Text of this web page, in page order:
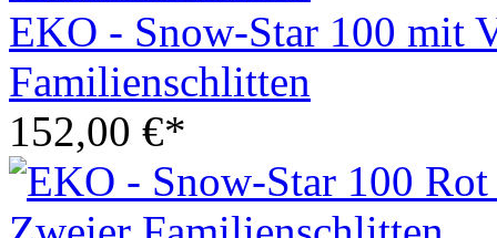
EKO - Snow-Star 100 mit
Familienschlitten
152,00 €*